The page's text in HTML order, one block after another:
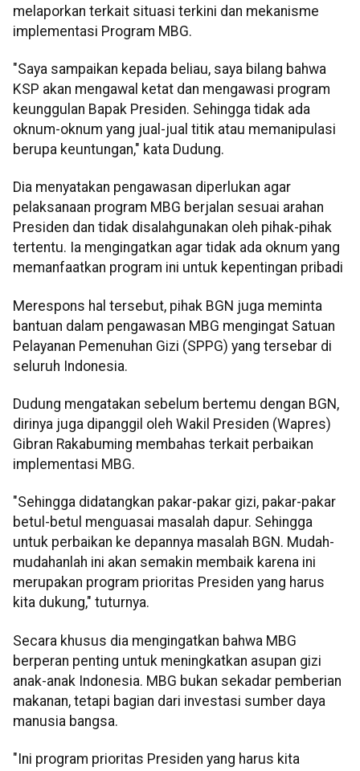
melaporkan terkait situasi terkini dan mekanisme
implementasi Program MBG.
"Saya sampaikan kepada beliau, saya bilang bahwa
KSP akan mengawal ketat dan mengawasi program
keunggulan Bapak Presiden. Sehingga tidak ada
oknum-oknum yang jual-jual titik atau memanipulasi
berupa keuntungan," kata Dudung.
Dia menyatakan pengawasan diperlukan agar
pelaksanaan program MBG berjalan sesuai arahan
Presiden dan tidak disalahgunakan oleh pihak-pihak
tertentu. Ia mengingatkan agar tidak ada oknum yang
memanfaatkan program ini untuk kepentingan pribadi
Merespons hal tersebut, pihak BGN juga meminta
bantuan dalam pengawasan MBG mengingat Satuan
Pelayanan Pemenuhan Gizi (SPPG) yang tersebar di
seluruh Indonesia.
Dudung mengatakan sebelum bertemu dengan BGN,
dirinya juga dipanggil oleh Wakil Presiden (Wapres)
Gibran Rakabuming membahas terkait perbaikan
implementasi MBG.
"Sehingga didatangkan pakar-pakar gizi, pakar-pakar
betul-betul menguasai masalah dapur. Sehingga
untuk perbaikan ke depannya masalah BGN. Mudah-
mudahanlah ini akan semakin membaik karena ini
merupakan program prioritas Presiden yang harus
kita dukung," tuturnya.
Secara khusus dia mengingatkan bahwa MBG
berperan penting untuk meningkatkan asupan gizi
anak-anak Indonesia. MBG bukan sekadar pemberian
makanan, tetapi bagian dari investasi sumber daya
manusia bangsa.
"Ini program prioritas Presiden yang harus kita